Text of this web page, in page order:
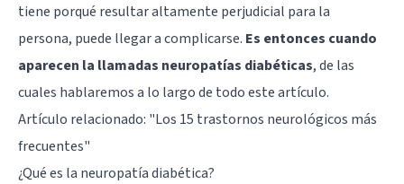
tiene porqué resultar altamente perjudicial para la
persona, puede llegar a complicarse. Es entonces cuando
aparecen la llamadas neuropatías diabéticas, de las
cuales hablaremos a lo largo de todo este artículo.
Artículo relacionado: "Los 15 trastornos neurológicos más
frecuentes"
¿Qué es la neuropatía diabética?